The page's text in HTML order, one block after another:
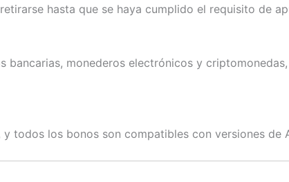
hasta que se haya cumplido el requisito de
monederos electrónicos y
todos los bonos son compatibles con versiones de